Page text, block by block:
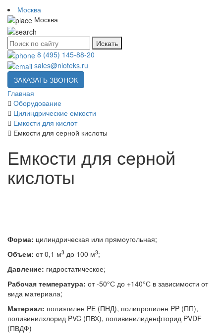
Москва
Москва
Искать
8 (495) 145-88-20
sales@nioteks.ru
ЗАКАЗАТЬ ЗВОНОК
Главная
Оборудование
Цилиндрические емкости
Емкости для кислот
Емкости для серной кислоты
Емкости для серной
кислоты
Форма: цилиндрическая или прямоугольная;
Объем: от 0,1 м3 до 100 м3;
Давление: гидростатическое;
Рабочая температура: от -50°С до +140°С в зависимости от
вида материала;
Материал: полиэтилен PE (ПНД), полипропилен PP (ПП),
поливинилхлорид PVC (ПВХ), поливинилиденфторид PVDF
(ПВДФ)